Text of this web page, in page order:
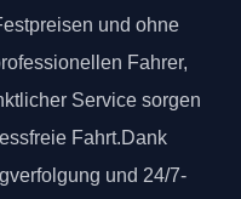
und ohne
Fahrer,
Service sorgen
Fahrt.Dank
und 24/7-